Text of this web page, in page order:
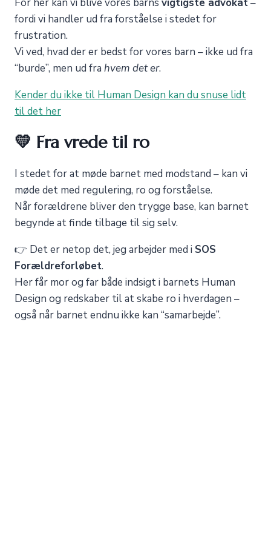
For her kan vi blive vores barns vigtigste advokat–
fordi vi handler ud fra forståelse i stedet for
frustration.
Vi ved, hvad der er bedst for vores barn – ikke ud fra
“burde”, men ud fra hvem det er.
Kender du ikke til Human Design kan du snuse lidt
til det her
💛 Fra vrede til ro
I stedet for at møde barnet med modstand – kan vi
møde det med regulering, ro og forståelse.
Når forældrene bliver den trygge base, kan barnet
begynde at finde tilbage til sig selv.
👉 Det er netop det, jeg arbejder med i SOS
Forældreforløbet.
Her får mor og far både indsigt i barnets Human
Design og redskaber til at skabe ro i hverdagen –
også når barnet endnu ikke kan “samarbejde”.